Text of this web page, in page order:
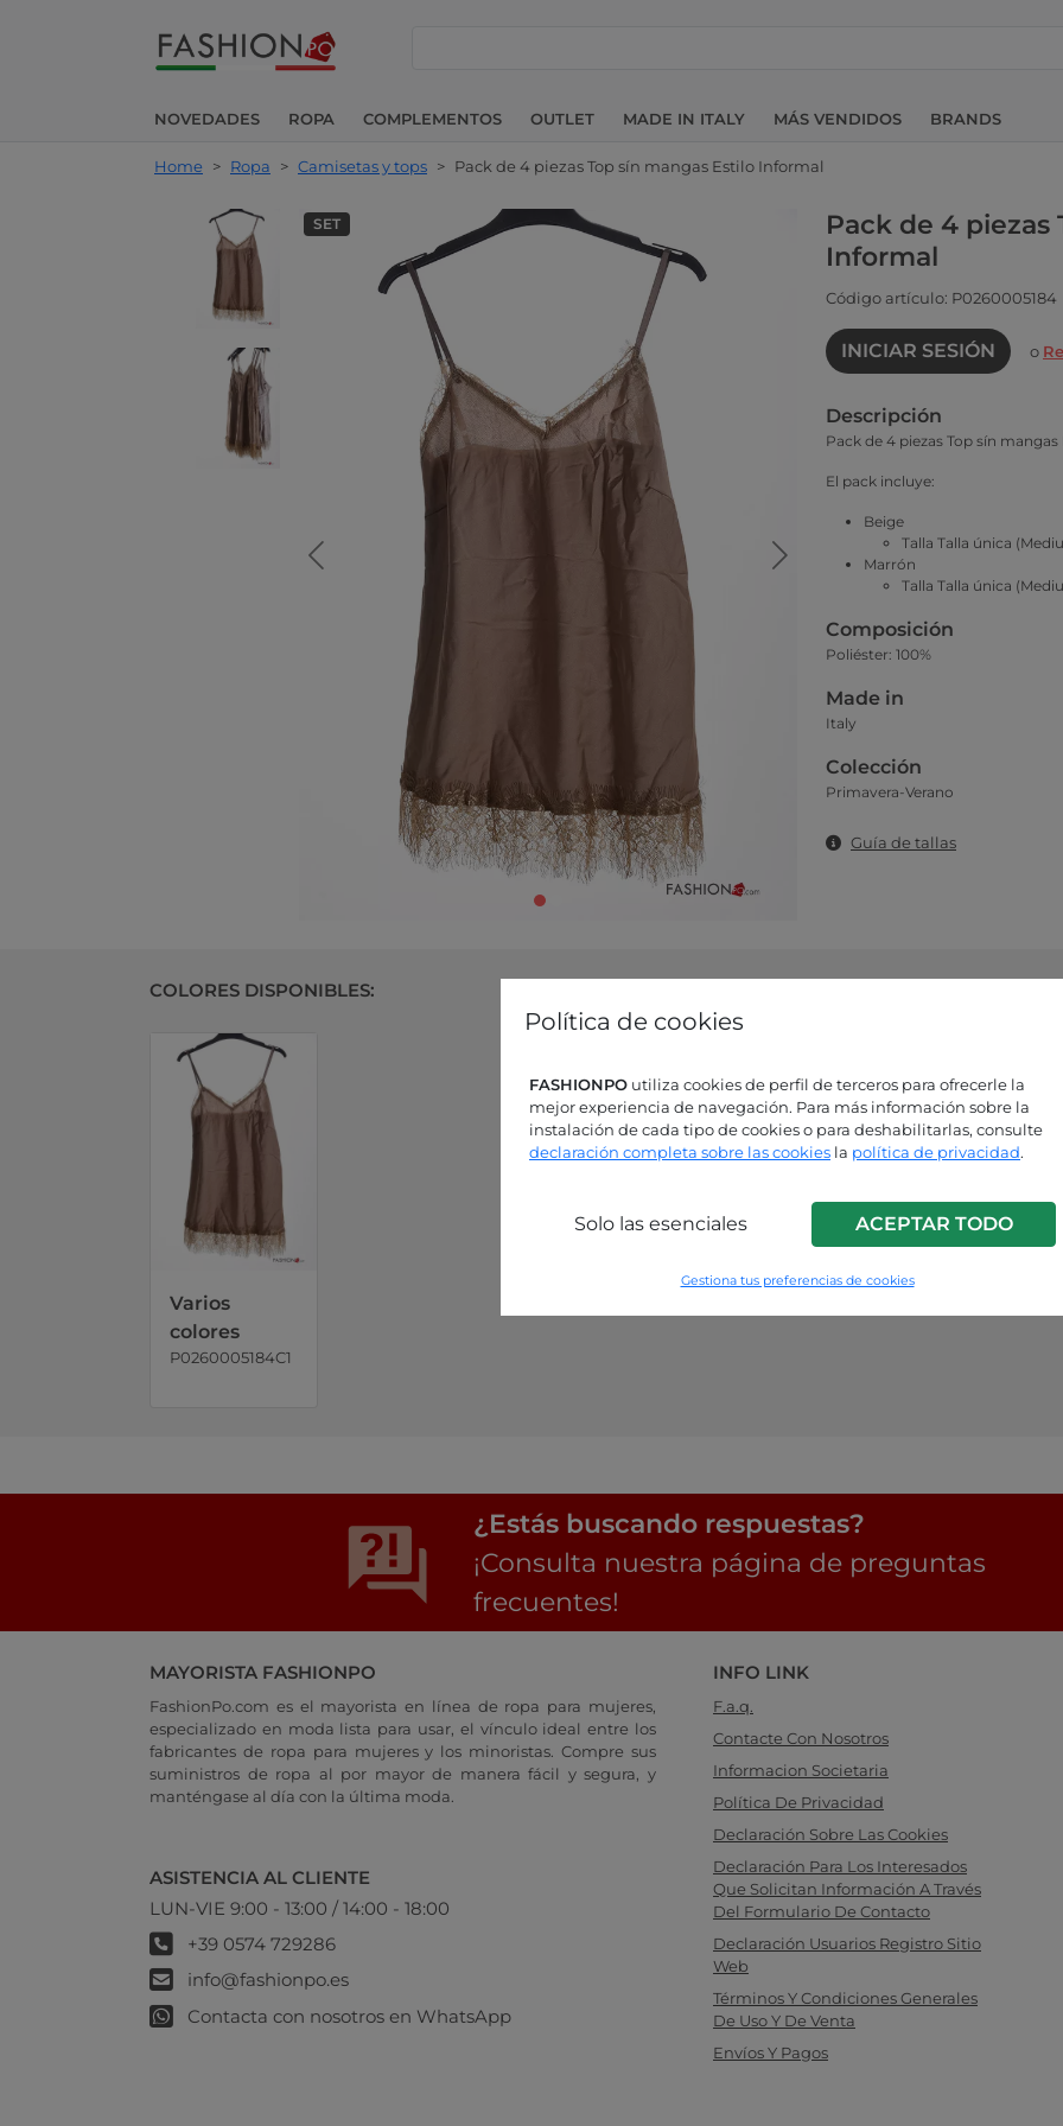
Política de cookies
FASHIONPO utiliza cookies de perfil de terceros para ofrecerle la
mejor experiencia de navegación. Para más información sobre la
instalación de cada tipo de cookies o para deshabilitarlas, consulte
declaración completa sobre las cookies la política de privacidad.
Solo las esenciales ACEPTAR TODO
Gestiona tus preferencias de cookies
NOVEDADES ROPA COMPLEMENTOS OUTLET MADE IN ITALY MÁS VENDIDOS BRANDS
Home > Ropa > Camisetas y tops > Pack de 4 piezas Top sín mangas Estilo Informal
SET
Pack de 4 piezas
Informal
Código artículo: P0260005184
INICIAR SESIÓN o
Descripción
Pack de 4 piezas Top sín
El pack incluye:
Beige
Talla Talla única
Marrón
Talla Talla única
Composición
Poliéster: 100%
Made in
Italy
Colección
Primavera-Verano
Guía de tallas
COLORES DISPONIBLES:
Varios
colores
P0260005184C1
¿Estás buscando respuestas?
¡Consulta nuestra página de preguntas
frecuentes!
MAYORISTA FASHIONPO
FashionPo.com es el mayorista en línea de ropa para mujeres,
especializado en moda lista para usar, el vínculo ideal entre los
fabricantes de ropa para mujeres y los minoristas. Compre sus
suministros de ropa al por mayor de manera fácil y segura, y
manténgase al día con la última moda.
ASISTENCIA AL CLIENTE
LUN-VIE 9:00 - 13:00 / 14:00 - 18:00
+39 0574 729286
info@fashionpo.es
Contacta con nosotros en WhatsApp
INFO LINK
F.a.q.
Contacte Con Nosotros
Informacion Societaria
Política De Privacidad
Declaración Sobre Las Cookies
Declaración Para Los Interesados
Que Solicitan Información A Través
Del Formulario De Contacto
Declaración Usuarios Registro Sitio
Web
Términos Y Condiciones Generales
De Uso Y De Venta
Envíos Y Pagos